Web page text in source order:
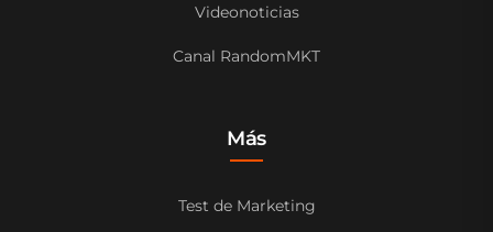
Videonoticias
Canal RandomMKT
Más
Test de Marketing